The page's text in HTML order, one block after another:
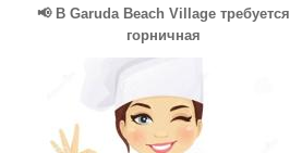
📢 В Garuda Beach Village требуется
горничная